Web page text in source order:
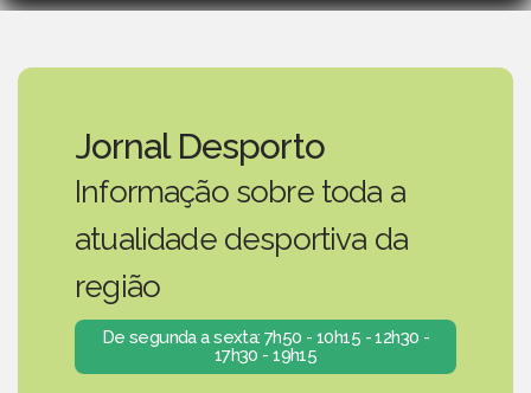
Jornal Desporto
Informação sobre toda a
atualidade desportiva da
região
De segunda a sexta: 7h50 - 10h15 - 12h30 -
17h30 - 19h15